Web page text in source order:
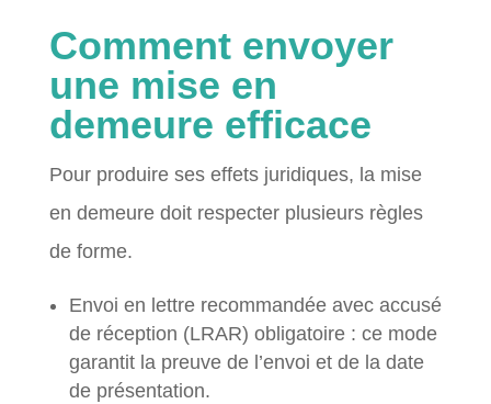
Comment envoyer
une mise en
demeure efficace
Pour produire ses effets juridiques, la mise
en demeure doit respecter plusieurs règles
de forme.
Envoi en lettre recommandée avec accusé
de réception (LRAR) obligatoire : ce mode
garantit la preuve de l’envoi et de la date
de présentation.